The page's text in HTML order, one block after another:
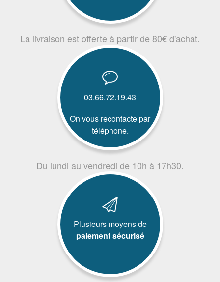
La livraison est offerte à partir de 80€ d'achat.
03.66.72.19.43
On vous recontacte par
téléphone.
Du lundi au vendredi de 10h à 17h30.
Plusieurs moyens de
paiement sécurisé